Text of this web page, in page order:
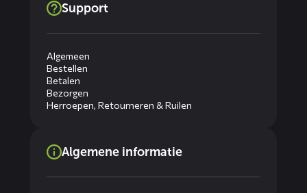
Support
Algemeen
Bestellen
Betalen
Bezorgen
Herroepen, Retourneren & Ruilen
Algemene informatie